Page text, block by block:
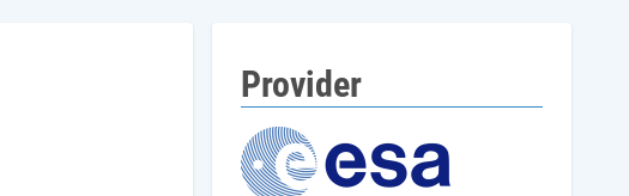
Provider